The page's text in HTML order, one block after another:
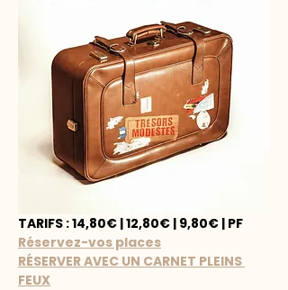
TARIFS : 14,80€ | 12,80€ | 9,80€ | PF
Réservez-vos places
RÉSERVER AVEC UN CARNET PLEINS
FEUX